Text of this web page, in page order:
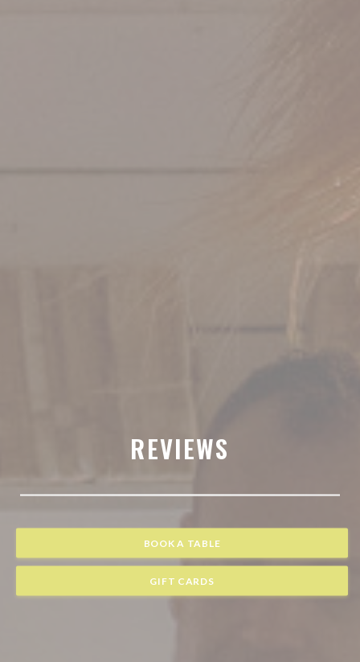
REVIEWS
BOOK A TABLE
GIFT CARDS